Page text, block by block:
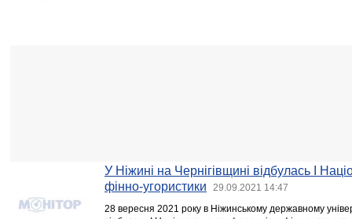
У Ніжині на Чернігівщині відбулась І
фінно-угористики
29.09.2021 14:47
28 вересня 2021 року в Ніжинському державному